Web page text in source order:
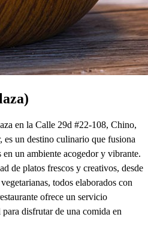
en la Calle 29d #22-108, Chino,
un destino culinario que fusiona
en un ambiente acogedor y vibrante.
de platos frescos y creativos, desde
todos elaborados con
ofrece un servicio
disfrutar de una comida en